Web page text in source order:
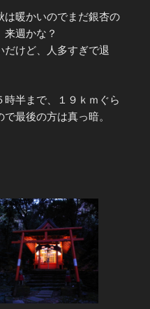
は暖かいのでまだ銀杏の
週かな？
だけど、人多すぎで退
半まで、１９ｋｍぐら
最後の方は真っ暗。